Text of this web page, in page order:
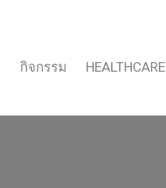
กิจกรรม HEALTHCARE